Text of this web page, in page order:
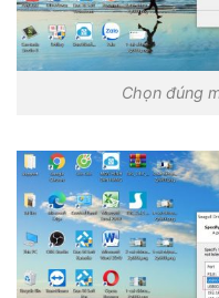
Chọn đúng